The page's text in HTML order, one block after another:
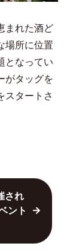
まれた酒ど
場所に位置
となってい
がタッグを
スタートさ
され
ント